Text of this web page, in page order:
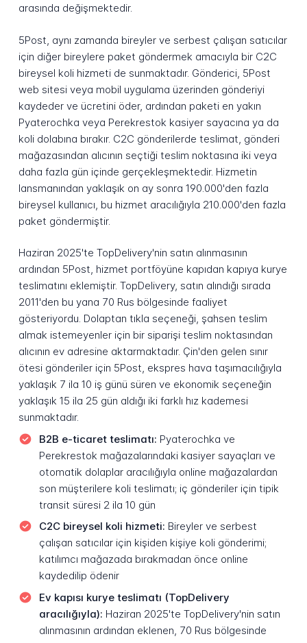
arasında değişmektedir.
5Post, aynı zamanda bireyler ve serbest çalışan satıcılar
için diğer bireylere paket göndermek amacıyla bir C2C
bireysel koli hizmeti de sunmaktadır. Gönderici, 5Post
web sitesi veya mobil uygulama üzerinden gönderiyi
kaydeder ve ücretini öder, ardından paketi en yakın
Pyaterochka veya Perekrestok kasiyer sayacına ya da
koli dolabına bırakır. C2C gönderilerde teslimat, gönderi
mağazasından alıcının seçtiği teslim noktasına iki veya
daha fazla gün içinde gerçekleşmektedir. Hizmetin
lansmanından yaklaşık on ay sonra 190.000'den fazla
bireysel kullanıcı, bu hizmet aracılığıyla 210.000'den fazla
paket göndermiştir.
Haziran 2025'te TopDelivery'nin satın alınmasının
ardından 5Post, hizmet portföyüne kapıdan kapıya kurye
teslimatını eklemiştir. TopDelivery, satın alındığı sırada
2011'den bu yana 70 Rus bölgesinde faaliyet
gösteriyordu. Dolaptan tıkla seçeneği, şahsen teslim
almak istemeyenler için bir siparişi teslim noktasından
alıcının ev adresine aktarmaktadır. Çin'den gelen sınır
ötesi gönderiler için 5Post, ekspres hava taşımacılığıyla
yaklaşık 7 ila 10 iş günü süren ve ekonomik seçeneğin
yaklaşık 15 ila 25 gün aldığı iki farklı hız kademesi
sunmaktadır.
B2B e-ticaret teslimatı: Pyaterochka ve
Perekrestok mağazalarındaki kasiyer sayaçları ve
otomatik dolaplar aracılığıyla online mağazalardan
son müşterilere koli teslimatı; iç gönderiler için tipik
transit süresi 2 ila 10 gün
C2C bireysel koli hizmeti: Bireyler ve serbest
çalışan satıcılar için kişiden kişiye koli gönderimi;
katılımcı mağazada bırakmadan önce online
kaydedilip ödenir
Ev kapısı kurye teslimatı (TopDelivery
aracılığıyla): Haziran 2025'te TopDelivery'nin satın
alınmasının ardından eklenen, 70 Rus bölgesinde